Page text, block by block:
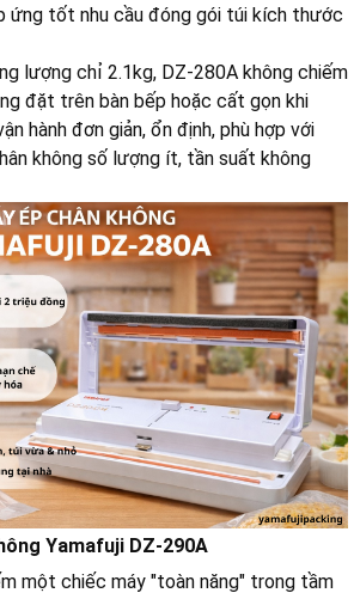
ứng tốt nhu cầu đóng gói túi kích thước
lượng chỉ 2.1kg, DZ-280A không chiếm
đặt trên bàn bếp hoặc cất gọn khi
hành đơn giản, ổn định, phù hợp với
không số lượng ít, tần suất không
Yamafuji DZ-290A
một chiếc máy "toàn năng" trong tầm